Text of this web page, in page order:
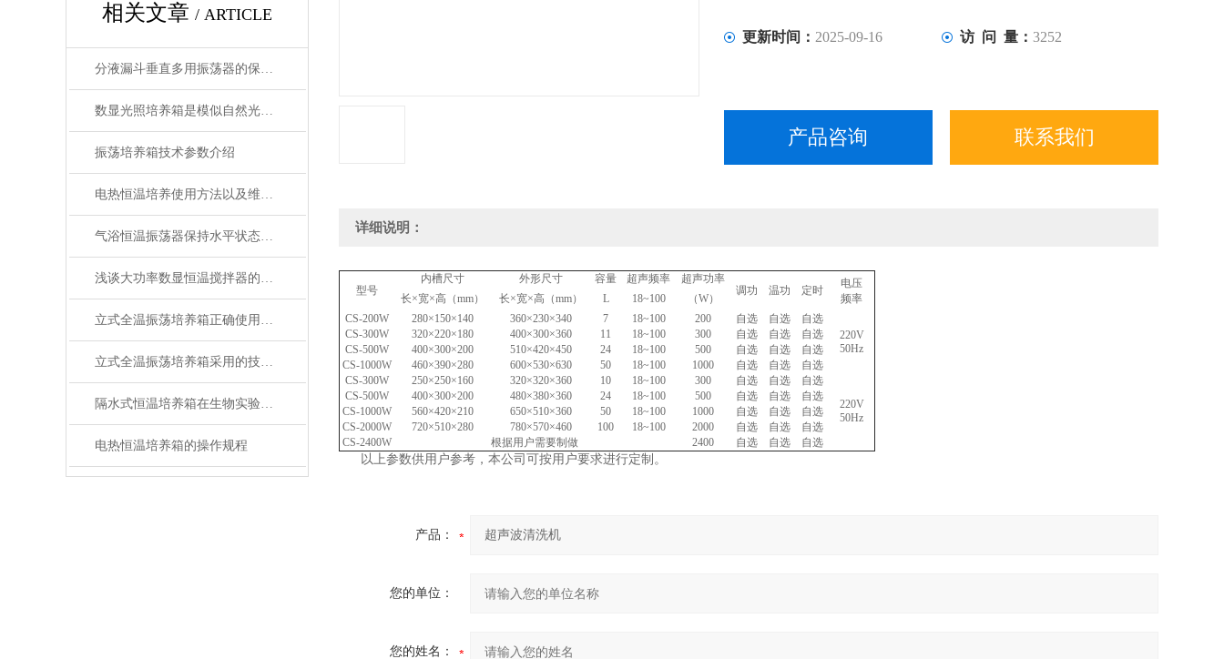
相关文章 / ARTICLE
分液漏斗垂直多用振荡器的保养以及维护注意要点
数显光照培养箱是模似自然光的恒温设备
振荡培养箱技术参数介绍
电热恒温培养使用方法以及维护与保养工作介绍
气浴恒温振荡器保持水平状态运转情况
浅谈大功率数显恒温搅拌器的系统组成及原理
立式全温振荡培养箱正确使用维护工作有哪些方面？
立式全温振荡培养箱采用的技术特点详细分析报告
隔水式恒温培养箱在生物实验中的应用
电热恒温培养箱的操作规程
更新时间： 2025-09-16 访 问 量： 3252
产品咨询 联系我们
详细说明：
型号
内槽尺寸 外形尺寸 容量 超声频率
超声功率
调功
温功 定时
电压
频率
长×宽×高（mm） 长×宽×高（mm） L 18~100
（W）
CS-200W
280×150×140 360×230×340 7 18~100 200 自选 自选
自选
220V
50Hz
CS-300W 320×220×180 400×300×360 11 18~100 300 自选 自选
自选
CS-500W
400×300×200 510×420×450 24 18~100 500 自选 自选
自选
CS-1000W
460×390×280 600×530×630 50 18~100 1000 自选 自选
自选
CS-300W
250×250×160 320×320×360 10 18~100 300 自选 自选
自选
220V
50Hz
CS-500W 400×300×200 480×380×360 24 18~100 500 自选 自选
自选
CS-1000W
560×420×210 650×510×360 50 18~100 1000 自选 自选
自选
CS-2000W
720×510×280 780×570×460 100 18~100 2000 自选 自选
自选
CS-2400W
根据用户需要制做 2400 自选 自选 自选
以上参数供用户参考，本公司可按用户要求进行定制。
产品：
您的单位：
您的姓名：